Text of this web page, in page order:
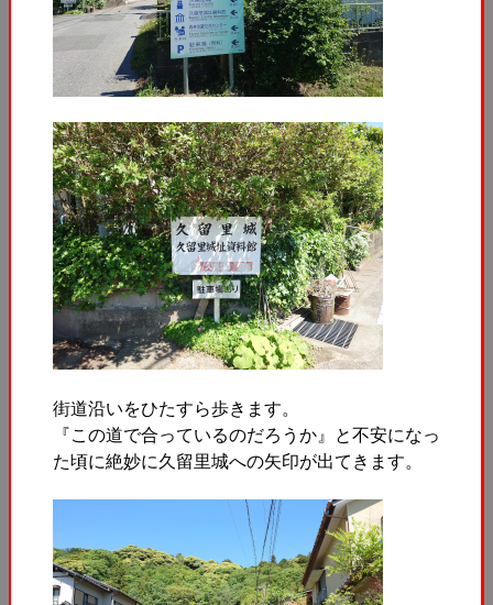
街道沿いをひたすら歩きます。
『この道で合っているのだろうか』と不安になっ
た頃に絶妙に久留里城への矢印が出てきます。